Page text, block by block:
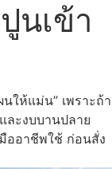
นเข้า
ให้แม่น” เพราะถ้า
ละงบบานปลาย
ออาชีพใช้ ก่อนสั่ง